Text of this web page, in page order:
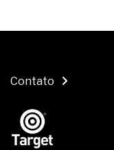
Contato